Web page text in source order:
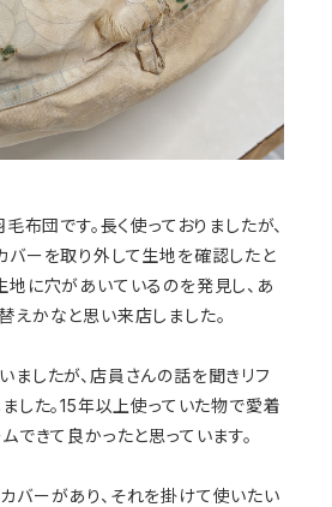
布団です。長く使っておりましたが、
バーを取り外して生地を確認したと
地に穴があいているのを発見し、あ
えかなと思い来店しました。
したが、店員さんの話を聞きリフ
した。15年以上使っていた物で愛着
できて良かったと思っています。
バーがあり、それを掛けて使いたい